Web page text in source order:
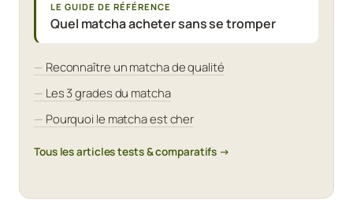
LE GUIDE DE RÉFÉRENCE
Quel matcha acheter sans se tromper
Reconnaître un matcha de qualité
Les 3 grades du matcha
Pourquoi le matcha est cher
Tous les articles tests & comparatifs →